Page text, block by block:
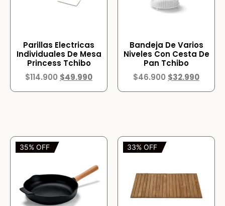
Parillas Electricas
Individuales De Mesa
Princess Tchibo
$114.900 $49.990
Bandeja De Varios
Niveles Con Cesta De
Pan Tchibo
$46.900 $32.990
35% OFF 33% OFF